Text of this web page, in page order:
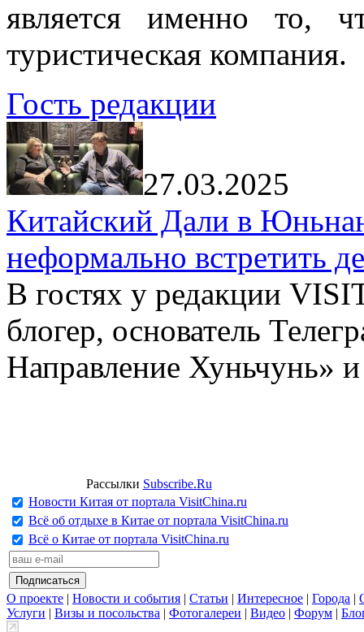
является именно то,
туристическая компания.
Гость редакции
27.03.2025
Китайский Дали в
неформально встретить
В гостях у редакции
блогер, основатель
Направление Хуньчунь»
Рассылки Subscribe.Ru
Новости Китая от портала VisitChina.ru
Всё об отдыхе в Китае от портала VisitChina.ru
Всё о Китае от портала VisitChina.ru
О проекте | Новости и события | Статьи | Интересное | Города |
Услуги | Визы и посольства | Фотогалереи | Видео | Форум |